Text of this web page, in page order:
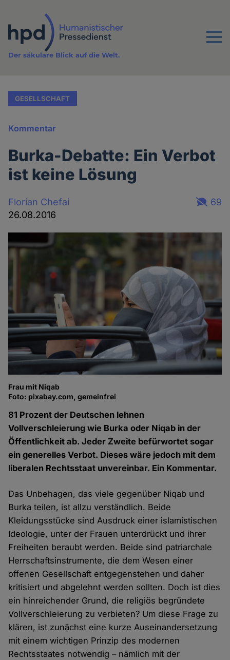
Inhalt
Menu
Der säkulare Blick auf die Welt.
GESELLSCHAFT
Kommentar
Burka-Debatte: Ein Verbot
ist keine Lösung
Florian Chefai
26.08.2016
69
Frau mit Niqab
Foto: pixabay.com, gemeinfrei
81 Prozent der Deutschen lehnen
Vollverschleierung wie Burka oder Niqab in der
Öffentlichkeit ab. Jeder Zweite befürwortet sogar
ein generelles Verbot. Dieses wäre jedoch mit dem
liberalen Rechtsstaat unvereinbar. Ein Kommentar.
Das Unbehagen, das viele gegenüber Niqab und
Burka teilen, ist allzu verständlich. Beide
Kleidungsstücke sind Ausdruck einer islamistischen
Ideologie, unter der Frauen unterdrückt und ihrer
Freiheiten beraubt werden. Beide sind patriarchale
Herrschaftsinstrumente, die dem Wesen einer
offenen Gesellschaft entgegenstehen und daher
kritisiert und abgelehnt werden sollten. Doch ist dies
ein hinreichender Grund, die religiös begründete
Vollverschleierung zu verbieten? Um diese Frage zu
klären, ist zunächst eine kurze Auseinandersetzung
mit einem wichtigen Prinzip des modernen
Rechtsstaates notwendig – nämlich mit der